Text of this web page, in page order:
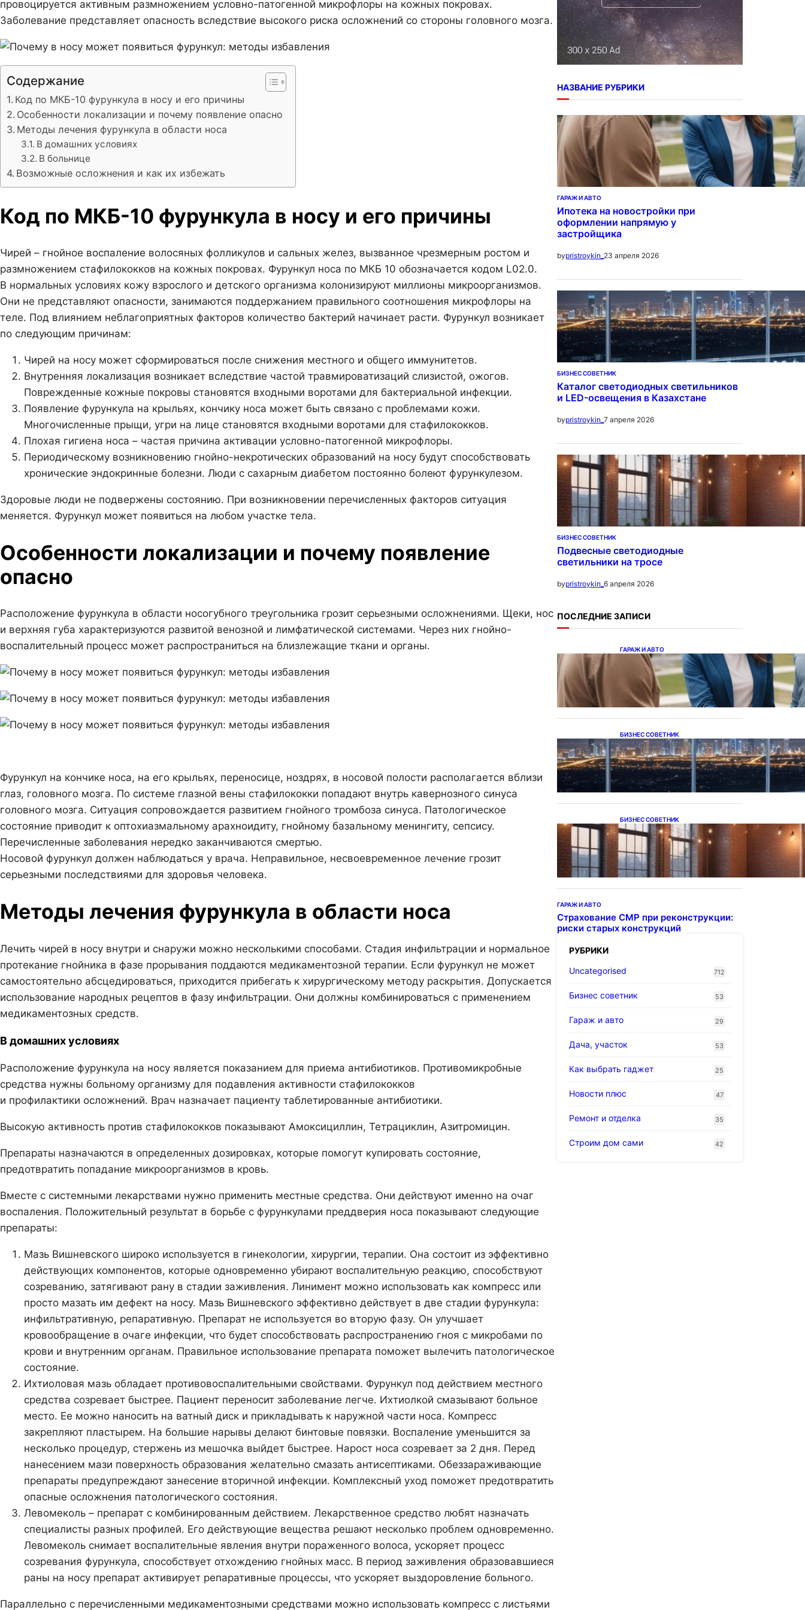
провоцируется активным размножением условно-патогенной микрофлоры на кожных покровах.
Заболевание представляет опасность вследствие высокого риска осложнений со стороны головного мозга.
Содержание
Код по МКБ-10 фурункула в носу и его причины
Особенности локализации и почему появление опасно
Методы лечения фурункула в области носа
В домашних условиях
В больнице
Возможные осложнения и как их избежать
Код по МКБ-10 фурункула в носу и его причины
Чирей – гнойное воспаление волосяных фолликулов и сальных желез, вызванное чрезмерным ростом и
размножением стафилококков на кожных покровах. Фурункул носа по МКБ 10 обозначается кодом L02.0.
В нормальных условиях кожу взрослого и детского организма колонизируют миллионы микроорганизмов.
Они не представляют опасности, занимаются поддержанием правильного соотношения микрофлоры на
теле. Под влиянием неблагоприятных факторов количество бактерий начинает расти. Фурункул возникает
по следующим причинам:
Чирей на носу может сформироваться после снижения местного и общего иммунитетов.
Внутренняя локализация возникает вследствие частой травмироватизаций слизистой, ожогов.
Поврежденные кожные покровы становятся входными воротами для бактериальной инфекции.
Появление фурункула на крыльях, кончику носа может быть связано с проблемами кожи.
Многочисленные прыщи, угри на лице становятся входными воротами для стафилококков.
Плохая гигиена носа – частая причина активации условно-патогенной микрофлоры.
Периодическому возникновению гнойно-некротических образований на носу будут способствовать
хронические эндокринные болезни. Люди с сахарным диабетом постоянно болеют фурункулезом.
Здоровые люди не подвержены состоянию. При возникновении перечисленных факторов ситуация
меняется. Фурункул может появиться на любом участке тела.
Особенности локализации и почему появление
опасно
Расположение фурункула в области носогубного треугольника грозит серьезными осложнениями. Щеки, нос
и верхняя губа характеризуются развитой венозной и лимфатической системами. Через них гнойно-
воспалительный процесс может распространиться на близлежащие ткани и органы.
Фурункул на кончике носа, на его крыльях, переносице, ноздрях, в носовой полости располагается вблизи
глаз, головного мозга. По системе глазной вены стафилококки попадают внутрь кавернозного синуса
головного мозга. Ситуация сопровождается развитием гнойного тромбоза синуса. Патологическое
состояние приводит к оптохиазмальному арахноидиту, гнойному базальному менин­гиту, сепсису.
Перечисленные заболевания нередко заканчиваются смертью.
Носовой фурункул должен наблюдаться у врача. Неправильное, несвоевременное лечение грозит
серьезными последствиями для здоровья человека.
Методы лечения фурункула в области носа
Лечить чирей в носу внутри и снаружи можно несколькими способами. Стадия инфильтрации и нормальное
протекание гнойника в фазе прорывания поддаются медикаментозной терапии. Если фурункул не может
самостоятельно абсцедироваться, приходится прибегать к хирургическому методу раскрытия. Допускается
использование народных рецептов в фазу инфильтрации. Они должны комбинироваться с применением
медикаментозных средств.
В домашних условиях
Расположение фурункула на носу является показанием для приема антибиотиков. Противомикробные
средства нужны больному организму для подавления активности стафилококков
и профилактики осложнений. Врач назначает пациенту таблетированные антибиотики.
Высокую активность против стафилококков показывают Амоксициллин, Тетрациклин, Азитромицин.
Препараты назначаются в определенных дозировках, которые помогут купировать состояние,
предотвратить попадание микроорганизмов в кровь.
Вместе с системными лекарствами нужно применить местные средства. Они действуют именно на очаг
воспаления. Положительный результат в борьбе с фурункулами преддверия носа показывают следующие
препараты:
Мазь Вишневского широко используется в гинекологии, хирургии, терапии. Она состоит из эффективно
действующих компонентов, которые одновременно убирают воспалительную реакцию, способствуют
созреванию, затягивают рану в стадии заживления. Линимент можно использовать как компресс или
просто мазать им дефект на носу. Мазь Вишневского эффективно действует в две стадии фурункула:
инфильтративную, репаративную. Препарат не используется во вторую фазу. Он улучшает
кровообращение в очаге инфекции, что будет способствовать распространению гноя с микробами по
крови и внутренним органам. Правильное использование препарата поможет вылечить патологическое
состояние.
Ихтиоловая мазь обладает противовоспалительными свойствами. Фурункул под действием местного
средства созревает быстрее. Пациент переносит заболевание легче. Ихтиолкой смазывают больное
место. Ее можно наносить на ватный диск и прикладывать к наружной части носа. Компресс
закрепляют пластырем. На большие нарывы делают бинтовые повязки. Воспаление уменьшится за
несколько процедур, стержень из мешочка выйдет быстрее. Нарост носа созревает за 2 дня. Перед
нанесением мази поверхность образования желательно смазать антисептиками. Обеззараживающие
препараты предупреждают занесение вторичной инфекции. Комплексный уход поможет предотвратить
опасные осложнения патологического состояния.
Левомеколь – препарат с комбинированным действием. Лекарственное средство любят назначать
специалисты разных профилей. Его действующие вещества решают несколько проблем одновременно.
Левомеколь снимает воспалительные явления внутри пораженного волоса, ускоряет процесс
созревания фурункула, способствует отхождению гнойных масс. В период заживления образовавшиеся
раны на носу препарат активирует репаративные процессы, что ускоряет выздоровление больного.
Параллельно с перечисленными медикаментозными средствами можно использовать компресс с листьями
НАЗВАНИЕ РУБРИКИ
ГАРАЖ И АВТО
Ипотека на новостройки при
оформлении напрямую у
застройщика
bypristroykin_ 23 апреля 2026
БИЗНЕС СОВЕТНИК
Каталог светодиодных светильников
и LED-освещения в Казахстане
bypristroykin_ 7 апреля 2026
БИЗНЕС СОВЕТНИК
Подвесные светодиодные
светильники на тросе
bypristroykin_ 6 апреля 2026
ПОСЛЕДНИЕ ЗАПИСИ
ГАРАЖ И АВТО
Ипотека на новостройки
при оформлении
напрямую у застройщика
БИЗНЕС СОВЕТНИК
Каталог светодиодных
светильников и LED-
освещения в Казахстане
БИЗНЕС СОВЕТНИК
Подвесные светодиодные
светильники на тросе
ГАРАЖ И АВТО
Страхование СМР при реконструкции:
риски старых конструкций
РУБРИКИ
Uncategorised
712
Бизнес советник 53
Гараж и авто 29
Дача, участок 53
Как выбрать гаджет 25
Новости плюс 47
Ремонт и отделка 35
Строим дом сами 42